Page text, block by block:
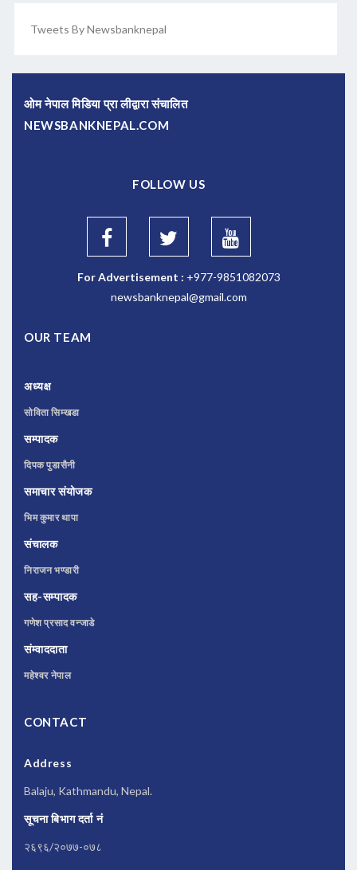
Tweets By Newsbanknepal
ओम नेपाल मिडिया प्रा लीद्वारा संचालित
NEWSBANKNEPAL.COM
FOLLOW US
For Advertisement : +977-9851082073
newsbanknepal@gmail.com
OUR TEAM
अध्यक्ष
सोविता सिम्खडा
सम्पादक
दिपक पुडासैनी
समाचार संयोजक
भिम कुमार थापा
संचालक
निराजन भण्डारी
सह-सम्पादक
गणेश प्रसाद वन्जाडे
संम्वाददाता
महेश्वर नेपाल
CONTACT
Address
Balaju, Kathmandu, Nepal.
सूचना बिभाग दर्ता नं
२६९६/२०७७-०७८